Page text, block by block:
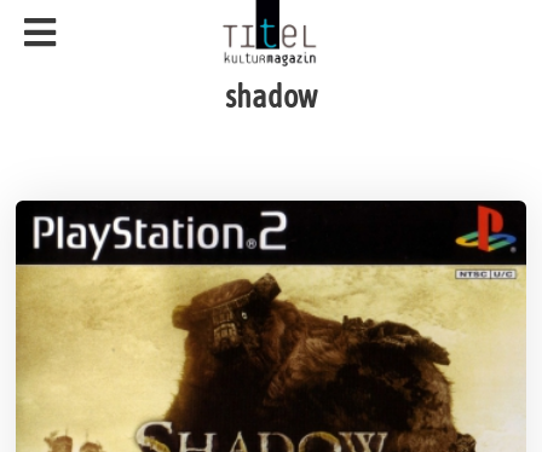
shadow